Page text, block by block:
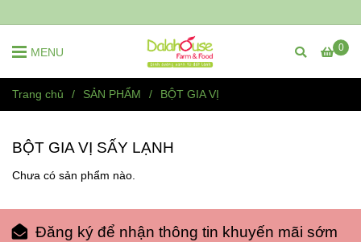
0
MENU
Trang chủ / SẢN PHẨM / BỘT GIA VỊ
BỘT GIA VỊ SẤY LẠNH
Chưa có sản phẩm nào.
Đăng ký để nhận thông tin khuyến mãi sớm